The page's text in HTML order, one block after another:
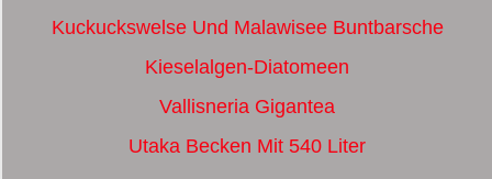
Kuckuckswelse Und Malawisee Buntbarsche
Kieselalgen-Diatomeen
Vallisneria Gigantea
Utaka Becken Mit 540 Liter